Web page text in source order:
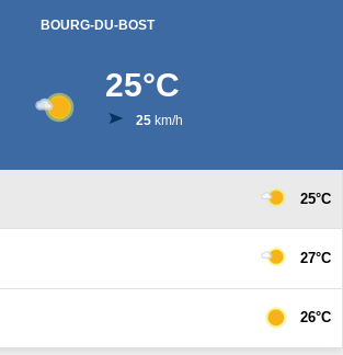
BOURG-DU-BOST
25°C
25km/h
25°C
27°C
26°C